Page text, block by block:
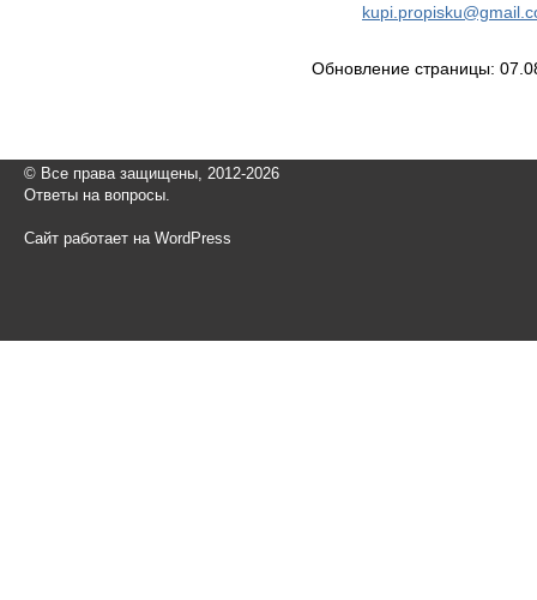
Обновление страницы:
© Все права защищены, 2012-2026
Ответы на вопросы.
Сайт работает на WordPress